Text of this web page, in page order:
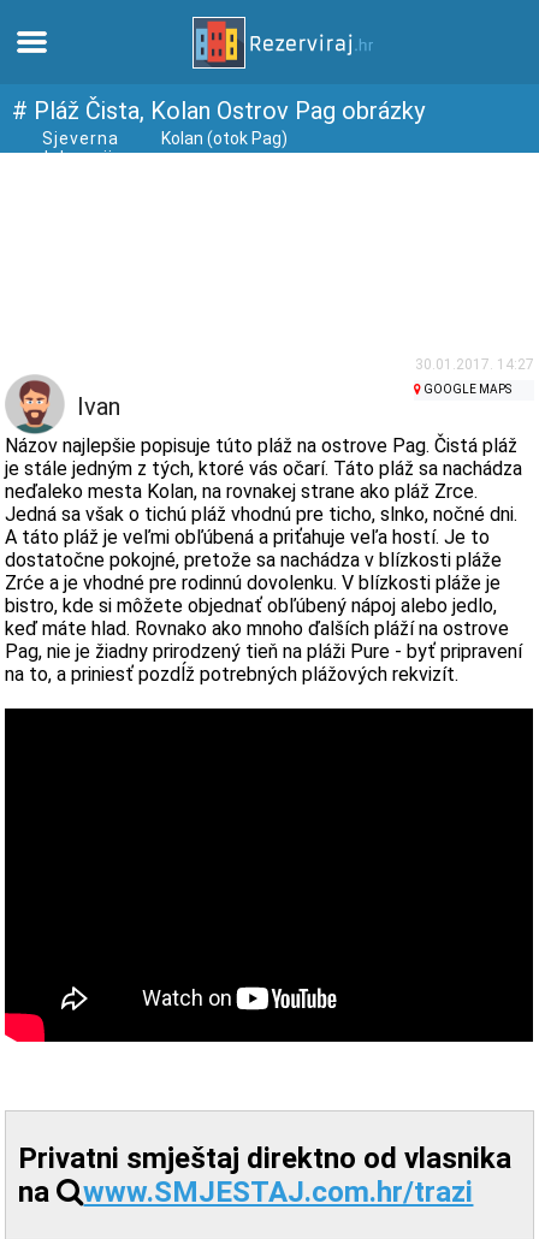
Domov
webcams
Zoznámte sa s Chorvátskom
múzeí
# Pláž Čista, Kolan Ostrov Pag obrázky
Sjeverna
dalmacija
Kolan (otok Pag)
30.01.2017. 14:27
Ivan
GOOGLE MAPS
Názov najlepšie popisuje túto pláž na ostrove Pag. Čistá pláž
je stále jedným z tých, ktoré vás očarí. Táto pláž sa nachádza
neďaleko mesta Kolan, na rovnakej strane ako pláž Zrce.
Jedná sa však o tichú pláž vhodnú pre ticho, slnko, nočné dni.
A táto pláž je veľmi obľúbená a priťahuje veľa hostí. Je to
dostatočne pokojné, pretože sa nachádza v blízkosti pláže
Zrće a je vhodné pre rodinnú dovolenku. V blízkosti pláže je
bistro, kde si môžete objednať obľúbený nápoj alebo jedlo,
keď máte hlad. Rovnako ako mnoho ďalších pláží na ostrove
Pag, nie je žiadny prirodzený tieň na pláži Pure - byť pripravení
na to, a priniesť pozdĺž potrebných plážových rekvizít.
Privatni smještaj direktno od vlasnika
na
www.SMJESTAJ.com.hr/trazi